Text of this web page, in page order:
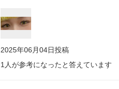
2025年06月04日投稿
1 人が参考になったと答えています